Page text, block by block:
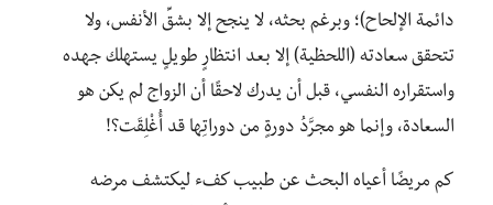
دائمة الإلحاح)؛ وبرغم بحثه، لا ينجح إلا بشقِّ الأنفس، ولا
تتحقق سعادته (اللحظية) إلا بعد انتظارٍ طويلٍ يستهلك جهده
واستقراره النفسي، قبل أن يدرك لاحقًا أن الزواج لم يكن هو
السعادة، وإنما هو مجرَّدُ دورةٍ من دوراتِها قد أُغْلِقَت؟!
كم مريضًا أعياه البحث عن طبيب كفء ليكتشف مرضه